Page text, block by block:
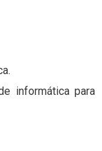
informática para